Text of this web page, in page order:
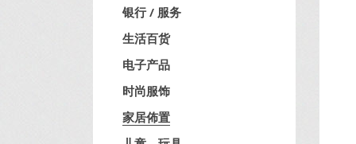
银行 / 服务
生活百货
电子产品
时尚服饰
家居佈置